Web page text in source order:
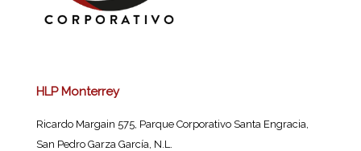
HLP Monterrey
Ricardo Margain 575, Parque Corporativo Santa Engracia,
San Pedro Garza García, N.L.